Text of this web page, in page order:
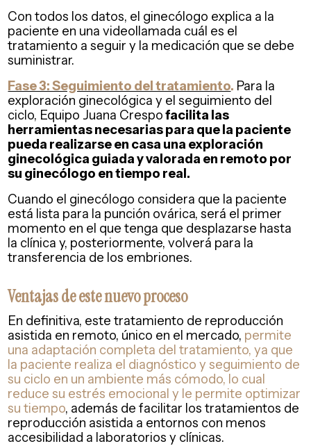
Con todos los datos, el ginecólogo explica a la
paciente en una videollamada cuál es el
tratamiento a seguir y la medicación que se debe
suministrar.
Fase 3: Seguimiento del tratamiento. Para la
exploración ginecológica y el seguimiento del
ciclo, Equipo Juana Crespofacilita las
herramientas necesarias para que la paciente
pueda realizarse en casa una exploración
ginecológica guiada y valorada en remoto por
su ginecólogo en tiempo real.
Cuando el ginecólogo considera que la paciente
está lista para la punción ovárica, será el primer
momento en el que tenga que desplazarse hasta
la clínica y, posteriormente, volverá para la
transferencia de los embriones.
Ventajas de este nuevo proceso
En definitiva, este tratamiento de reproducción
asistida en remoto, único en el mercado, permite
una adaptación completa del tratamiento, ya que
la paciente realiza el diagnóstico y seguimiento de
su ciclo en un ambiente más cómodo, lo cual
reduce su estrés emocional y le permite optimizar
su tiempo, además de facilitar los tratamientos de
reproducción asistida a entornos con menos
accesibilidad a laboratorios y clínicas.